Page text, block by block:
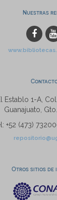
Nuestras
Establo 1-A,
Guanajuato,
+52 (473)
Otros sitios de